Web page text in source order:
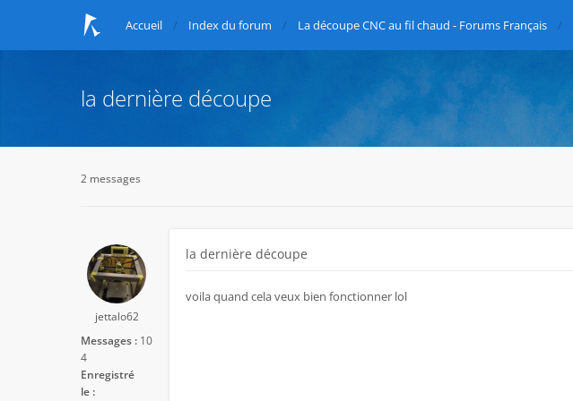
Accueil Index du forum La découpe CNC au fil chaud - Forums Français
la dernière découpe
2 messages
jettalo62
Messages : 10
4
Enregistré
le :
la dernière découpe
voila quand cela veux bien fonctionner lol